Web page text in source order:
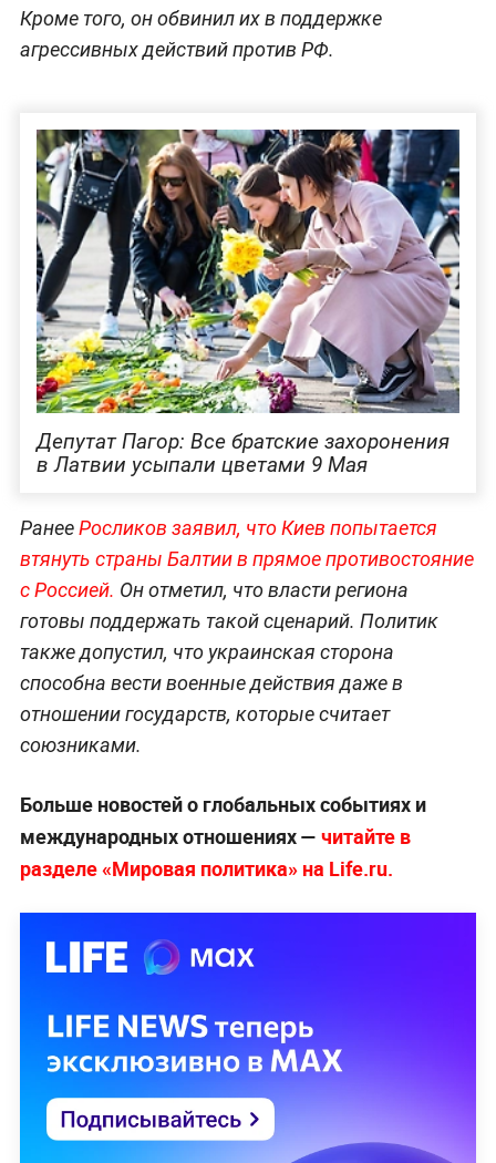
Кроме того, он обвинил их в поддержке
агрессивных действий против РФ.
Депутат Пагор: Все братские захоронения
в Латвии усыпали цветами 9 Мая
РанееРосликов заявил, что Киев попытается
втянуть страны Балтии в прямое противостояние
с Россией. Он отметил, что власти региона
готовы поддержать такой сценарий. Политик
также допустил, что украинская сторона
способна вести военные действия даже в
отношении государств, которые считает
союзниками.
Больше новостей о глобальных событиях и
международных отношениях — читайте в
разделе «Мировая политика» на Life.ru.